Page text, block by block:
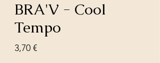
BRA'V - Cool
Tempo
3,70 €Prix